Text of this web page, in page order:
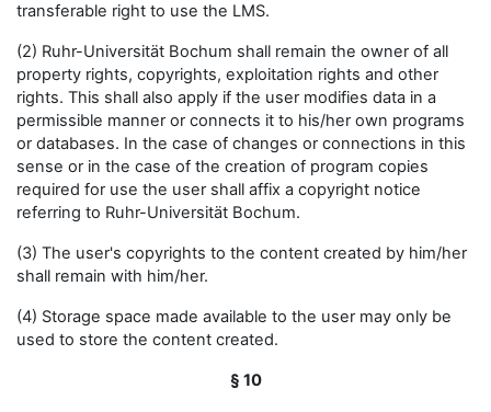
transferable right to use the LMS.
(2) Ruhr-Universität Bochum shall remain the owner of all
property rights, copyrights, exploitation rights and other
rights. This shall also apply if the user modifies data in a
permissible manner or connects it to his/her own programs
or databases. In the case of changes or connections in this
sense or in the case of the creation of program copies
required for use the user shall affix a copyright notice
referring to Ruhr-Universität Bochum.
(3) The user's copyrights to the content created by him/her
shall remain with him/her.
(4) Storage space made available to the user may only be
used to store the content created.
§ 10